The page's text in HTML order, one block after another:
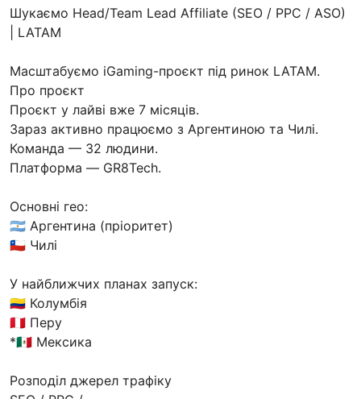
Шукаємо Head/Team Lead Affiliate (SEO / PPC / ASO)
| LATAM
Масштабуємо iGaming-проєкт під ринок LATAM.
Про проєкт
Проєкт у лайві вже 7 місяців.
Зараз активно працюємо з Аргентиною та Чилі.
Команда — 32 людини.
Платформа — GR8Tech.
Основні гео:
🇦🇷 Аргентина (пріоритет)
🇨🇱 Чилі
У найближчих планах запуск:
🇨🇴 Колумбія
🇵🇪 Перу
*🇲🇽 Мексика
Розподіл джерел трафіку